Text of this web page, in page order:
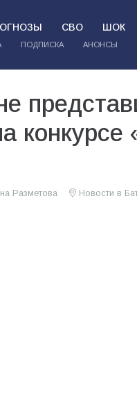
СВО ШОК
ПОДПИСКА АНОНСЫ
Разметова Новости в